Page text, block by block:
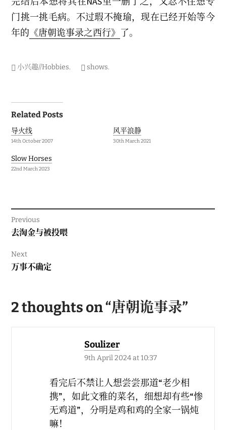
门挑一挑毛病。不过瑕不掩瑜，现在已经开始等今
年的 《唐朝诡事录之西行》 了。
小兴趣//Hobbies. shows.
Post
navigation
Related Posts
导火线
14th October 2007
风平浪静
30th March 2021
Slow Horses
22nd March 2023
Previous
Previous
去淘金与被投喂
Next
Next
万事不确定
2 thoughts on “唐朝诡事录”
Soulizer
9th April 2024 at 10:37
看完后不禁让人想尝尝那道“老少相
携”，如此文雅的菜名，细想却有些“惨
无鸡道”，分明是鸡和鸡的全家一锅炖
嘛！